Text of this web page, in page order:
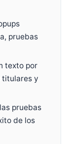
pruebas
texto por
titulares y
pruebas
de los